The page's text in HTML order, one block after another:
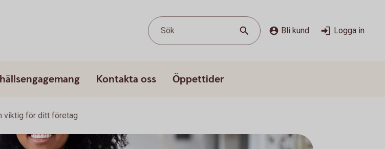
Sök Bli kund Logga in
Kontakta oss Öppettider
viktig för ditt företag